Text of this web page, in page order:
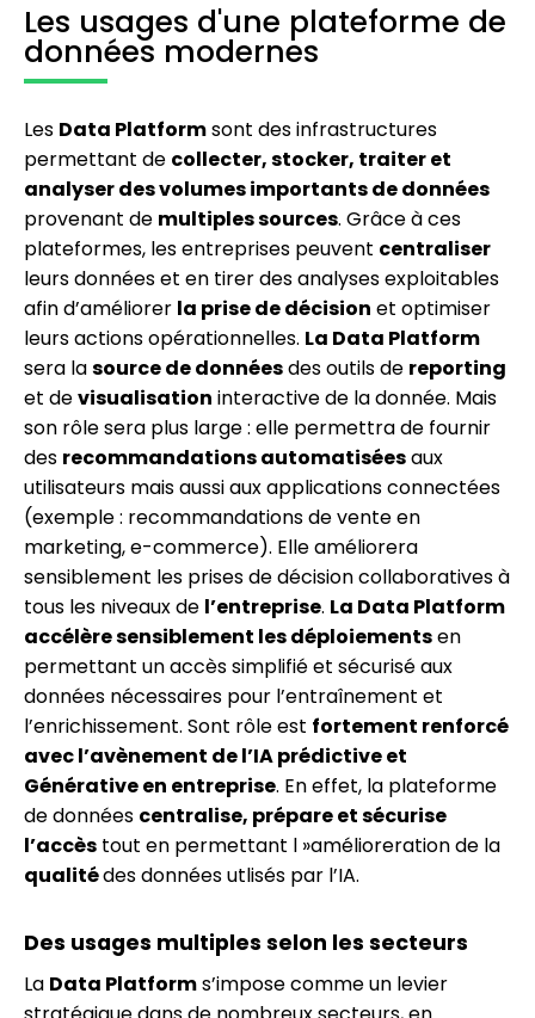
Les usages d'une plateforme de
données modernes
Les Data Platformsont des infrastructures
permettant de collecter, stocker, traiter et
analyser des volumes importants de données
provenant de multiples sources. Grâce à ces
plateformes, les entreprises peuvent centraliser
leurs données et en tirer des analyses exploitables
afin d’améliorer la prise de décision et optimiser
leurs actions opérationnelles. La Data Platform
sera lasource de donnéesdes outils de reporting
et devisualisation interactive de la donnée. Mais
son rôle sera plus large : elle permettra de fournir
des recommandations automatiséesaux
utilisateurs mais aussi aux applications connectées
(exemple : recommandations de vente en
marketing, e-commerce). Elle améliorera
sensiblement les prises de décision collaboratives à
tous les niveaux de l’entreprise. La Data Platform
accélère sensiblement les déploiementsen
permettant un accès simplifié et sécurisé aux
données nécessaires pour l’entraînement et
l’enrichissement. Sont rôle est fortement renforcé
avec l’avènement de l’IA prédictive et
Générative en entreprise. En effet, la plateforme
de données centralise, prépare et sécurise
l’accès tout en permettant l »amélioreration de la
qualitédes données utlisés par l’IA.
Des usages multiples selon les secteurs
La Data Platforms’impose comme un levier